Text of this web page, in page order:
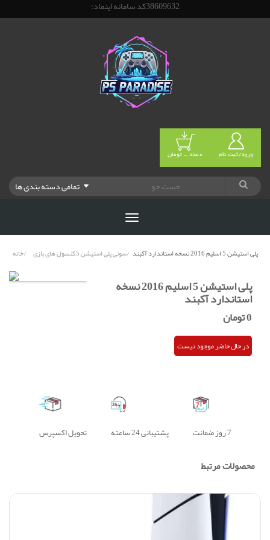
38609632کد سامانه اینماد:
ورود/ثبت نام 0عدد - تومان
تمامی دسته بندی ها
خانه سونی پلی استیشن 5,کنسول های بازی پلی استیشن 5 اسلیم 2016 نسخه استاندارد آکبند
پلی استیشن 5 اسلیم 2016 نسخه
استاندارد آکبند
0تومان
در حال حاضر موجود نیست
تحویل اکسپرس پشتیبانی 24 ساعته 7 روز ضمانت
محصولات مرتبط